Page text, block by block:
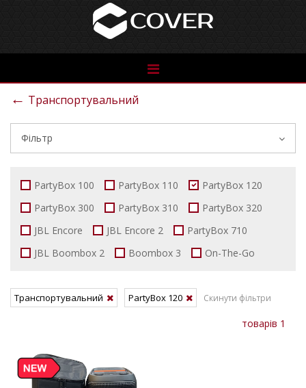
See
← Транспортувальний
Фільтр
PartyBox 100 PartyBox 110
PartyBox 120
PartyBox 300
PartyBox 310
PartyBox 320
JBL Encore
JBL Encore 2
PartyBox 710
JBL Boombox 2
Boombox 3 On-The-Go
Транспортувальний PartyBox 120 Скинути фільтри
товарів 1